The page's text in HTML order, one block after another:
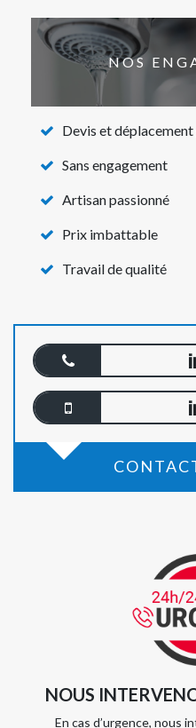
NOS
Devis et
Sans engagement
Artisan passionné
Prix imbattable
Travail de qualité
NOUS
En cas d’urgence, nous